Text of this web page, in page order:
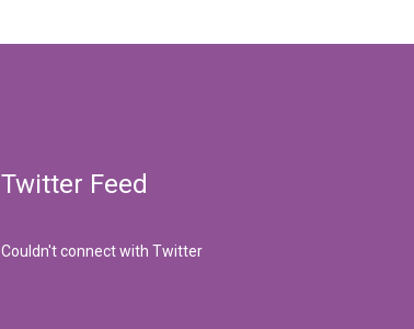
Twitter Feed
Couldn't connect with Twitter